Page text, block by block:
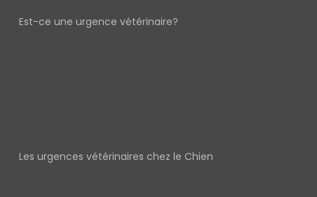
Est-ce une urgence vétérinaire?
Les urgences vétérinaires chez le Chien